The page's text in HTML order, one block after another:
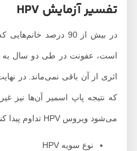
تفسیر آزمایش HPV
در بیش از 90 درصد خانم‌هایی
است، عفونت در طی دو سال به طور
اثری از آن باقی نمی‌ماند. در نهایت
که نتیجه پاپ اسمیر آن‌ها نیز
می‌شود ویروس HPV تداوم پیدا کند، عبارت اند از:
نوع سویه HPV